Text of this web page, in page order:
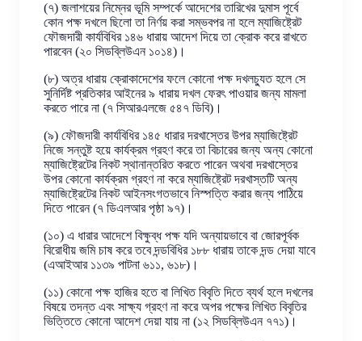
(৭) জলাশয়ের নিম্নের ভূমি সম্পর্কে আদেশের তারিখের দুমাস পূর্বে
কোন পক্ষ দখলে ছিলো তা নির্ণয় করা সম্ভবপর না হলে ম্যাজিষ্ট্রেট
ফৌজদারী কার্যবিধির ১৪৬ ধারায় আদেশ দিয়ে তা ক্রোক করে রাখতে
পারবেন (২০ সিডব্লিউএন ১০১৪)।
(৮) অত্র ধারায় ক্রোকাদেশের ফলে কোনো পক্ষ দখলচ্যুত হলে সে
সুনির্দিষ্ট প্রতিকার আইনের ৯ ধারায় দখল ফেরৎ পাওয়ার জন্য মামলা
করতে পারে না (৭ সিআরএলজে ৫৪৭ ডিবি)।
(৯) ফৌজদারী কার্যবিধির ১৪৫ ধারার দরখাস্তের উপর ম্যাজিষ্ট্রেট
নিজে সন্তুষ্ট হয়ে কার্যক্রম গ্রহণ করে তা বিচারের জন্য অন্য কোনো
ম্যাজিষ্ট্রেটের নিকট স্থানান্তরিত করতে পারেন অথবা দরখাস্তের
উপর কোনো কার্যক্রম গ্রহণ না করে ম্যাজিষ্ট্রেট দরখাস্তটি অন্য
ম্যাজিষ্ট্রেটের নিকট আইনসংগতভাবে নিস্পত্তি করার জন্য পাঠিয়ে
দিতে পারেন (৭ ডিএলআর পৃষ্ঠা ৯৭)।
(১০) এ ধারার আদেশে বিক্ষুব্ধ পক্ষ যদি অন্যায়ভাবে বা জোরপূর্বক
বিরোধীয় জমি চাষ করে তবে দন্ডবিধির ১৮৮ ধারায় তাকে দন্ড দেয়া যাবে
(এআইআর ১১৩৯ পাটনা ৬১১, ৬১৮)।
(১১) কোনো পক্ষ হাজির হতে বা লিখিত বিবৃতি দিতে ব্যর্থ হলে দখলের
বিষয়ে তদন্ত এবং সাক্ষ্য গ্রহণ না করে অপর পক্ষের লিখিত বিবৃতির
ভিত্তিতে কোনো আদেশ দেয়া যায় না (১২ সিডব্লিউএন ৭৭১)।